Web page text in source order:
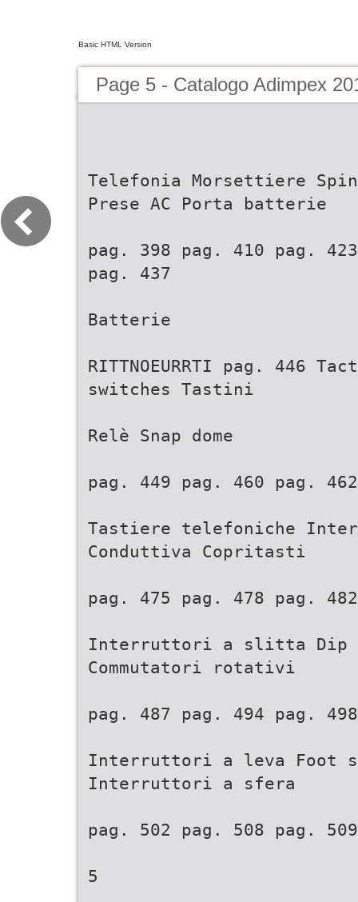
Basic HTML Version
Page 5 - Catalogo Adimpex
Telefonia Morsettiere
Prese AC Porta batterie
pag. 398 pag. 410 pag. 423
pag. 437
Batterie
RITTNOEURRTI pag. 446 Tact
switches Tastini
Relè Snap dome
pag. 449 pag. 460 pag.
Tastiere telefoniche
Conduttiva Copritasti
pag. 475 pag. 478 pag.
Interruttori a slitta Dip
Commutatori rotativi
pag. 487 pag. 494 pag.
Interruttori a leva Foot
Interruttori a sfera
pag. 502 pag. 508 pag.
5